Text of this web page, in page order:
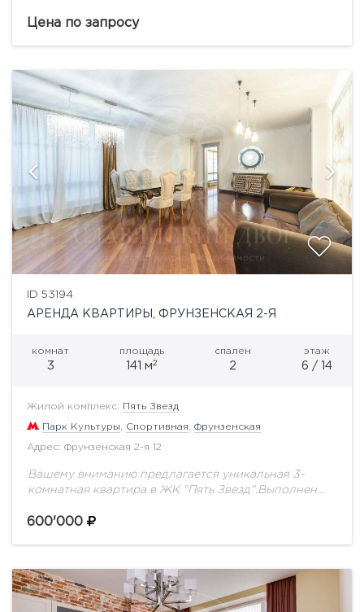
паркингом, просторный двор для прогулок, двор
Цена по запросу
ID 53194
АРЕНДА КВАРТИРЫ, ФРУНЗЕНСКАЯ 2-Я
комнат
3
площадь
141 м2
спален
2
этаж
6 / 14
Жилой комплекс: Пять Звезд
Парк Культуры Спортивная Фрунзенская
Адрес: Фрунзенская 2-я 12
Вашему вниманию предлагается уникальная 3-
комнатная квартира в ЖК "Пять Звезд".Выполнен
дорогостоящих эксклюзивных материалов,
дизайнеров.Функциональной...
600'000